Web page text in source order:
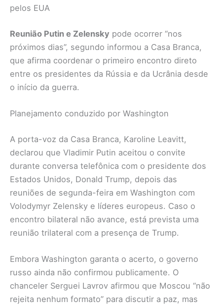
pelos EUA
Reunião Putin e Zelensky pode ocorrer “nos
próximos dias”, segundo informou a Casa Branca,
que afirma coordenar o primeiro encontro direto
entre os presidentes da Rússia e da Ucrânia desde
o início da guerra.
Planejamento conduzido por Washington
A porta-voz da Casa Branca, Karoline Leavitt,
declarou que Vladimir Putin aceitou o convite
durante conversa telefônica com o presidente dos
Estados Unidos, Donald Trump, depois das
reuniões de segunda-feira em Washington com
Volodymyr Zelensky e líderes europeus. Caso o
encontro bilateral não avance, está prevista uma
reunião trilateral com a presença de Trump.
Embora Washington garanta o acerto, o governo
russo ainda não confirmou publicamente. O
chanceler Serguei Lavrov afirmou que Moscou “não
rejeita nenhum formato” para discutir a paz, mas